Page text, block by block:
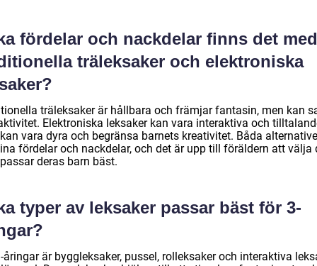
fördelar och nackdelar finns det med
träleksaker och elektroniska
träleksaker är hållbara och främjar fantasin, men kan
Elektroniska leksaker kan vara interaktiva och
vara dyra och begränsa barnets kreativitet. Båda
fördelar och nackdelar, och det är upp till föräldern att välja
deras barn bäst.
typer av leksaker passar bäst för 3-
åringar är byggleksaker, pussel, rolleksaker och interaktiva